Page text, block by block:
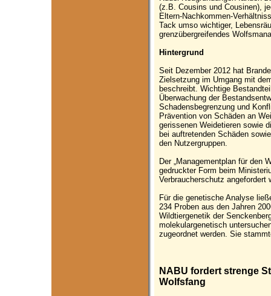
(z.B. Cousins und Cousinen),
Eltern-Nachkommen-
Tack umso wichtiger,
grenzübergreifendes
Hintergrund
Seit Dezember 2012 hat
Zielsetzung im Umgang mit
beschreibt. Wichtige
Überwachung der
Schadensbegrenzung und
Prävention von Schäden an
gerissenen Weidetieren sowie
bei auftretenden Schäden
den Nutzergruppen.
Der „Managementplan für den
gedruckter Form beim
Verbraucherschutz angefordert
Für die genetische Analyse
234 Proben aus den Jahren
Wildtiergenetik der
molekulargenetisch
zugeordnet werden. Sie
NABU fordert strenge
Wolfsfang